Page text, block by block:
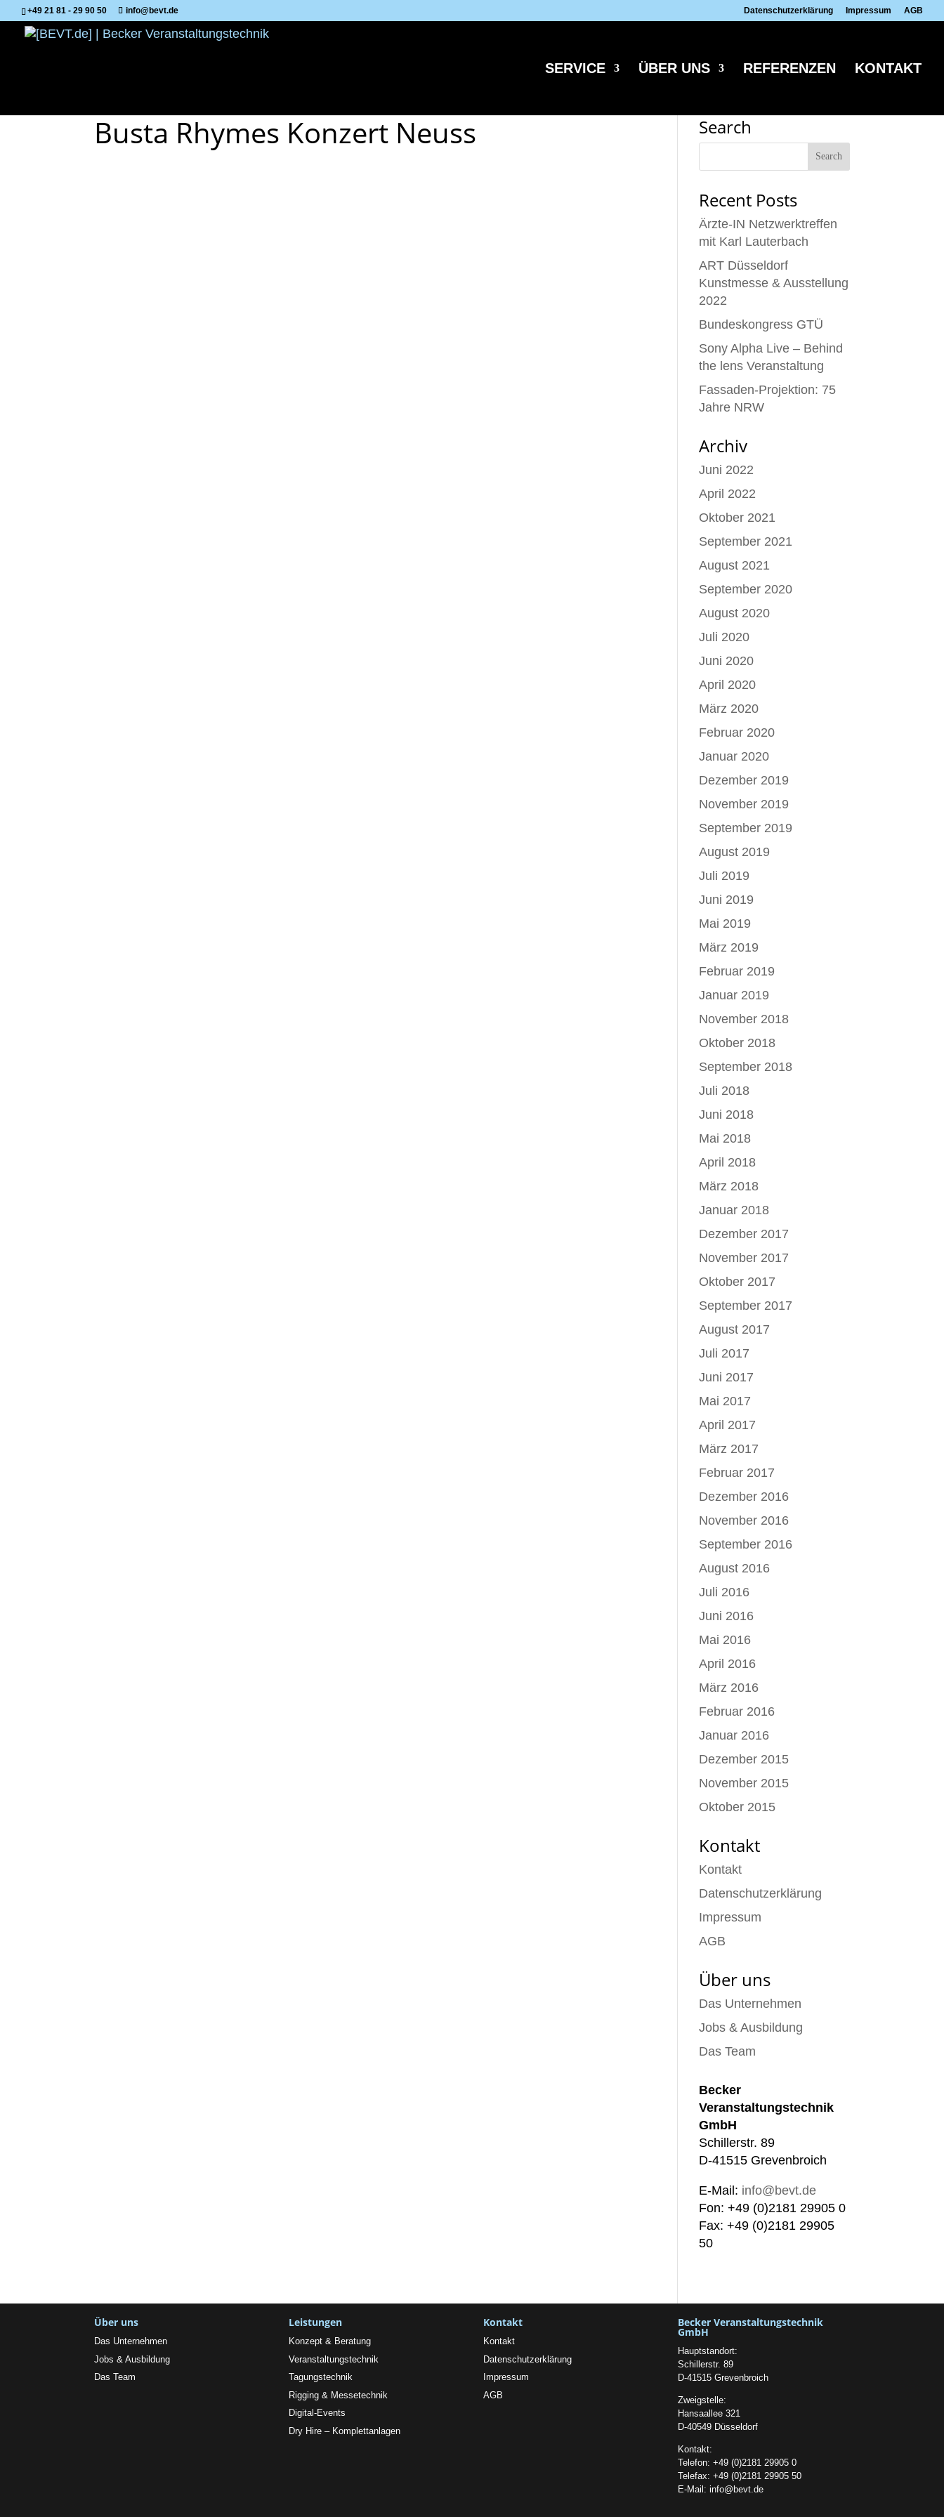
+49 21 81 - 29 90 50 info@bevt.de Datenschutzerklärung Impressum AGB
SERVICE ÜBER UNS REFERENZEN KONTAKT
Busta Rhymes Konzert Neuss Search
Recent Posts
Ärzte-IN Netzwerktreffen
mit Karl Lauterbach
ART Düsseldorf
Kunstmesse & Ausstellung
2022
Bundeskongress GTÜ
Sony Alpha Live – Behind
the lens Veranstaltung
Fassaden-Projektion: 75
Jahre NRW
Archiv
Juni 2022
April 2022
Oktober 2021
September 2021
August 2021
September 2020
August 2020
Juli 2020
Juni 2020
April 2020
März 2020
Februar 2020
Januar 2020
Dezember 2019
November 2019
September 2019
August 2019
Juli 2019
Juni 2019
Mai 2019
März 2019
Februar 2019
Januar 2019
November 2018
Oktober 2018
September 2018
Juli 2018
Juni 2018
Mai 2018
April 2018
März 2018
Januar 2018
Dezember 2017
November 2017
Oktober 2017
September 2017
August 2017
Juli 2017
Juni 2017
Mai 2017
April 2017
März 2017
Februar 2017
Dezember 2016
November 2016
September 2016
August 2016
Juli 2016
Juni 2016
Mai 2016
April 2016
März 2016
Februar 2016
Januar 2016
Dezember 2015
November 2015
Oktober 2015
Kontakt
Kontakt
Datenschutzerklärung
Impressum
AGB
Über uns
Das Unternehmen
Jobs & Ausbildung
Das Team
Becker
Veranstaltungstechnik
GmbH
Schillerstr. 89
D-41515 Grevenbroich
E-Mail: info@bevt.de
Fon: +49 (0)2181 29905 0
Fax: +49 (0)2181 29905
50
Über uns
Das Unternehmen
Jobs & Ausbildung
Das Team
Leistungen
Konzept & Beratung
Veranstaltungstechnik
Tagungstechnik
Rigging & Messetechnik
Digital-Events
Dry Hire – Komplettanlagen
Kontakt
Kontakt
Datenschutzerklärung
Impressum
AGB
Becker Veranstaltungstechnik
GmbH
Hauptstandort:
Schillerstr. 89
D-41515 Grevenbroich
Zweigstelle:
Hansaallee 321
D-40549 Düsseldorf
Kontakt:
Telefon: +49 (0)2181 29905 0
Telefax: +49 (0)2181 29905 50
E-Mail: info@bevt.de